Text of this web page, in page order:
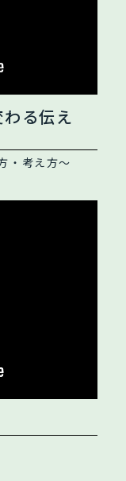
わる伝え
・考え方～